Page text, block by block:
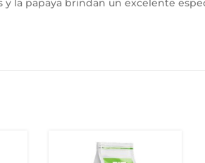
y la papaya brindan un excelente